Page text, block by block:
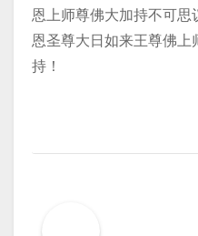
恩上师尊佛大加持不可
恩圣尊大日如来王尊佛上
持！